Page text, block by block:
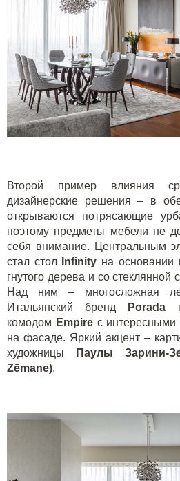
Второй пример влияния
дизайнерские решения – в
открываются потрясающие
поэтому предметы мебели не
себя внимание. Центральным
стал стол
Infinity на основании
гнутого дерева и со стеклянной
Над ним – многосложная
Итальянский бренд
Porada
комодом Empire с интересными
на фасаде. Яркий акцент –
художницы
Паулы Зарини-
Zēmane).